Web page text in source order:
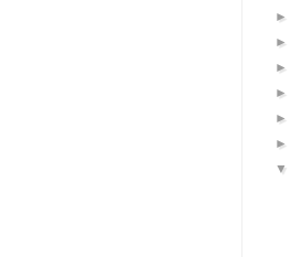
►
►
►
►
►
►
▼